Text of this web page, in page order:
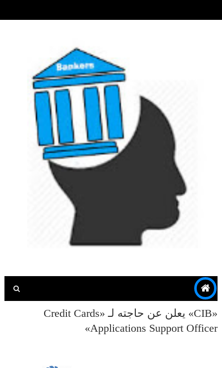
«CIB» يعلن عن حاجته لـ «Credit Cards
Applications Support Officer»